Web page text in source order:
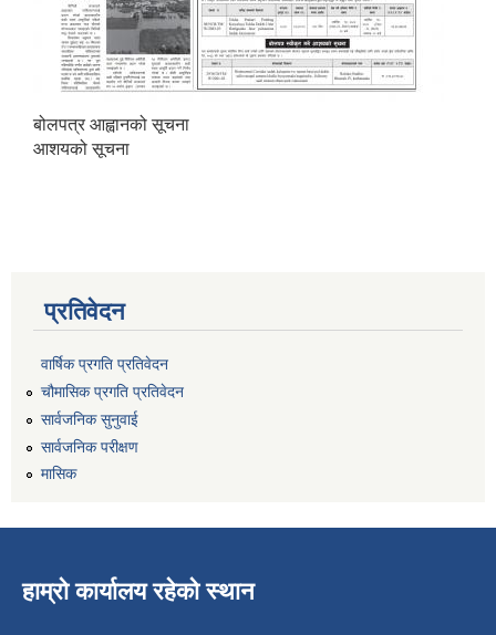
बोलपत्र आह्वानको सूचना
आशयको सूचना
प्रतिवेदन
वार्षिक प्रगति प्रतिवेदन
चौमासिक प्रगति प्रतिवेदन
सार्वजनिक सुनुवाई
सार्वजनिक परीक्षण
मासिक
हाम्रो कार्यालय रहेको स्थान